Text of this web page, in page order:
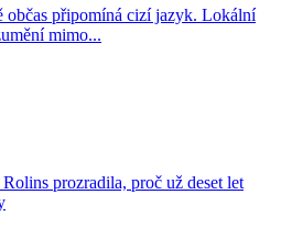
občas připomíná cizí jazyk. Lokální
mimo...
prozradila, proč už deset let